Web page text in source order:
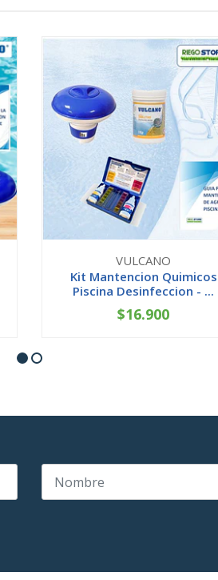
VULCANO
Kit Mantencion Quimicos
Piscina Desinfeccion - ...
+
$16.900